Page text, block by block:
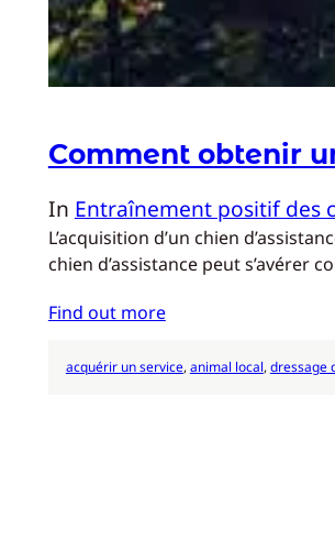
Comment obtenir
In Entraînement positif des
L’acquisition d’un chien
chien d’assistance peut s’avérer
Find out more
acquérir un service, animal local, dressage